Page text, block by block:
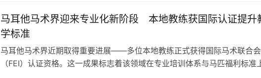
这栋建筑…
马耳他马术界迎来专业化新阶段 本地教练获国际认证提升
学标准
马耳他马术界近期取得重要进展——多位本地教练正式获得国际马术联合会
（FEI）认证资格。这一成果标志着该领域在专业培训体系与马匹福利标准